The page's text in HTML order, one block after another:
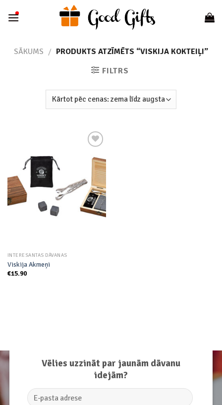
SĀKUMS / PRODUKTS ATZĪMĒTS “VISKIJA KOKTEIĻI”
FILTRS
Add to
wishlist
INTERESANTAS DĀVANAS
Viskija Akmeņi
€15.90
Vēlies uzzināt par jaunām dāvanu
idejām?